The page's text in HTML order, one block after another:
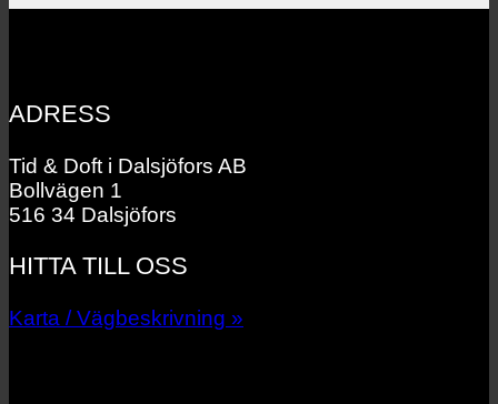
ADRESS
Tid & Doft i Dalsjöfors AB
Bollvägen 1
516 34 Dalsjöfors
HITTA TILL OSS
Karta / Vägbeskrivning »